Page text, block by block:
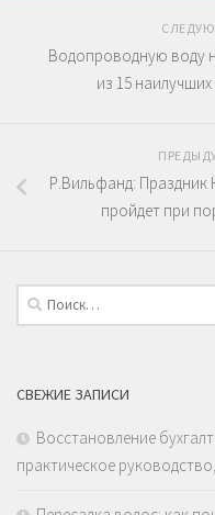
Водопроводную воду
из 15
Р.Вильфанд: Праздник
пройдет при
Найти:
СВЕЖИЕ ЗАПИСИ
Восстановление
практическое